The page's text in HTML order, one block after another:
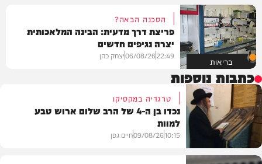
בריאות
הסכנה הבאה?
פריצת דרך מדעית: הבינה המלאכותית
יצרה נגיפים חדשים
22:49
06/08/26יצחק כהן
כתבות נוספות
טרגדיה במקסיקו
נכדו בן ה-4 של הרב שלום ארוש טבע
למוות
10:15
09/08/26חיים גפן